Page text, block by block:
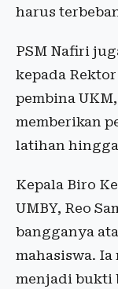
harus
PSM Nafiri
kepada
pembina
memberikan
latihan
Kepala Biro
UMBY, Reo
bangganya
mahasiswa.
menjadi bukti